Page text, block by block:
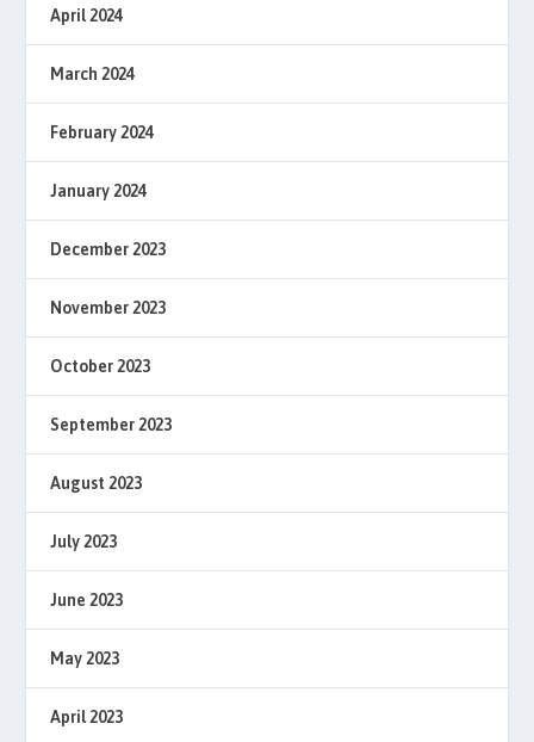
April 2024
March 2024
February 2024
January 2024
December 2023
November 2023
October 2023
September 2023
August 2023
July 2023
June 2023
May 2023
April 2023